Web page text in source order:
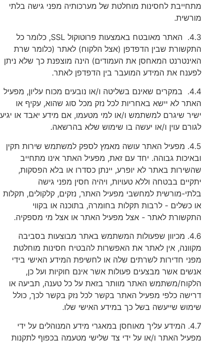
מתחייבת לחסינות מוחלטת של מערכותיה מפני גישה בלתי
מורשית.
4.3. האתר מאובטח באמצעות פרוטוקול SSL, כלומר כל
התקשורת שבין הדפדפן (אצל הלקוח) לאתר (כלומר שרת
האינטרנט המאחסן את העמודים) הינה מוצפנת כך שלא ניתן
לפענח את המידע המועבר בין הדפדפן לאתר.
4.4. במקרים שאינם בשליטה ו/או נובעים מכוח עליון, מפעיל
האתר לא יישא באחריות לכל נזק מכל סוג שהוא, עקיף או
ישיר שיגרם למשתמש ו/או למי מטעמו, אם מידע יאבד או יגיע
לגורם עוין ו/או יעשה בו שימוש שלא בהרשאה.
4.5. מפעיל האתר עושה מאמץ לספק למשתמש שירות תקין
ובאיכות גבוהה. יחד עם זאת, מפעיל האתר אינו מתחייב
שהשירות באתר לא יופרע, יינתן כסדרו או בלא הפסקות,
יתקיים בבטחה וללא טעויות, ויהיה חסין מפני גישה
בלתי-מורשית למחשבי מפעיל האתר, נזקים, קלקולים, תקלות
או כשלים - לרבות תקלות בחומרה, בתוכנה או בקווי
התקשורת לאתר - אצל מפעיל האתר או אצל מי מספקיה.
4.6. מכיוון שפעולות המשתמש באתר מבוצעות בסביבה
מקוונה, אין לאתר את האפשרות להבטיח חסינות מוחלטת
מפני חדירות לשרתים שלה או לחשיפת המידע האישי בידי
אנשים אשר מבצעים פעולות אשר אינם חוקיות ועל כן,
הלקוח/משתמש האתר מוותר בזאת על כל טענה, תביעה או
דרישה כלפי מפעיל האתר בקשר לכל נזק בקשר לכך, כולל
שימוש שייעשה בשל כך במידע האישי שלו.
4.7. המידע עליך מאוחסן במאגרי מידע המנוהלים על ידי
מפעיל האתר ו/או על ידי צד שלישי מטעמה בכפוף לתקנות